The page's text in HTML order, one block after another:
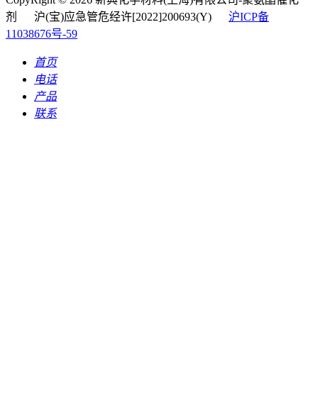
剂 沪(宝)应急管危经许[2022]200693(Y) 沪ICP备
11038676号-59
首页
电话
产品
联系